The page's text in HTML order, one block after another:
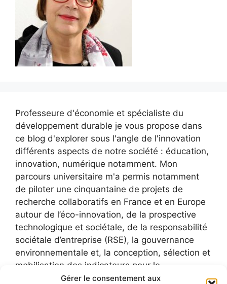
Gérer le consentement aux
Professeure d'économie et spécialiste du
développement durable je vous propose dans
ce blog d'explorer sous l'angle de l'innovation
différents aspects de notre société : éducation,
innovation, numérique notamment. Mon
parcours universitaire m'a permis notamment
de piloter une cinquantaine de projets de
recherche collaboratifs en France et en Europe
autour de l’éco-innovation, de la prospective
technologique et sociétale, de la responsabilité
sociétale d’entreprise (RSE), la gouvernance
environnementale et, la conception, sélection et
mobilisation des indicateurs pour le
développement durable.